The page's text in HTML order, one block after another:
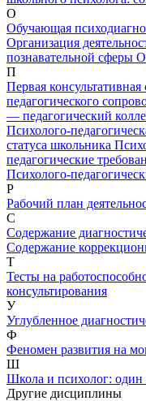
О
Обучающая
Организация
познавательной сферы
П
Первая консультативная
педагогического
— педагогический
Психолого-
статуса школьника
педагогические
Психолого-
Р
Рабочий план
С
Содержание
Содержание
Т
Тесты на
консультирования
У
Углубленное
Ф
Феномен развития на
Ш
Школа и психолог: один
Другие дисциплины